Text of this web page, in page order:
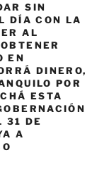
SIN
DÍA CON LA
AL
EN
DINERO,
POR
ESTA
31 DE
A